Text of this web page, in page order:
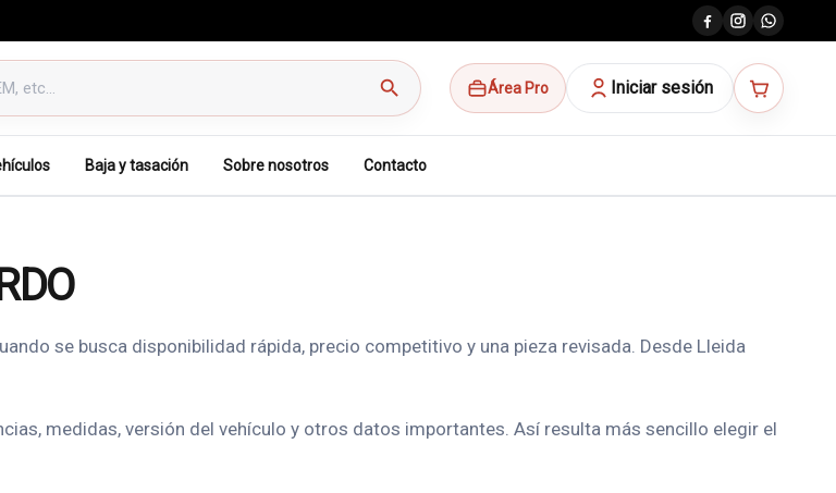
search Área Pro Iniciar sesión
Baja y tasación Sobre nosotros Contacto
se busca disponibilidad rápida, precio competitivo y una pieza revisada. Desde Lleida
medidas, versión del vehículo y otros datos importantes. Así resulta más sencillo elegir el